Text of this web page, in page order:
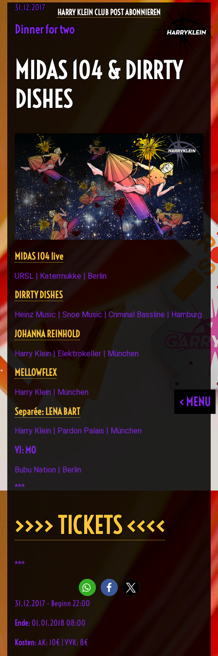
HARRY KLEIN CLUB POST ABONNIEREN
< MENU
31.12.2017
Dinner for two
MIDAS 104 & DIRRTY
DISHES
MIDAS 104 live
URSL | Katermukke | Berlin
DIRRTY DISHES
Heinz Music | Snoe Music | Criminal Bassline | Hamburg
JOHANNA REINHOLD
Harry Klein | Elektrokeller | München
MELLOWFLEX
Harry Klein | München
Separée: LENA BART
Harry Klein | Pardon Palais | München
VJ: MO
Bubu Nation | Berlin
***
>>>> TICKETS <<<<
***
31.12.2017 - Beginn 22:00
Ende: 01.01.2018 08:00
Kosten: AK: 10€ | VVK: 8€